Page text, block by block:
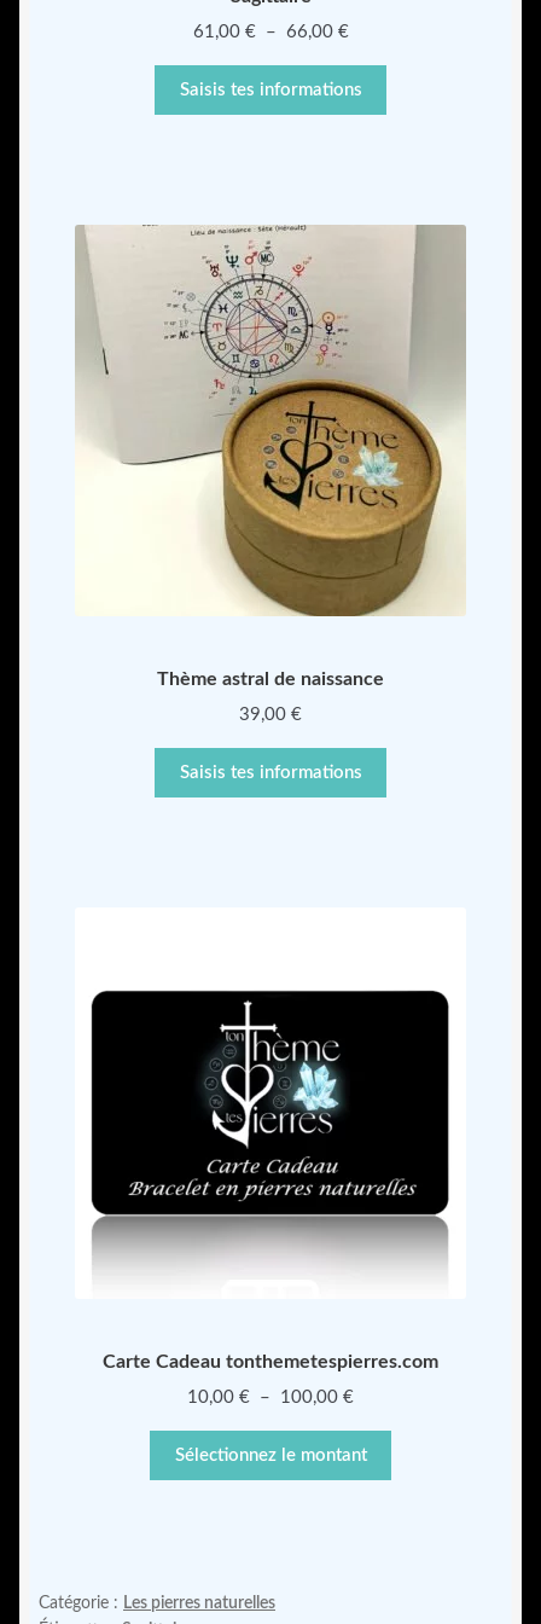
61,00 € – 66,00 €Plage
prix :
61,00 €
Saisis tes informations
Thème astral de naissance
39,00 €
Saisis tes informations
Carte Cadeau tonthemetespierres.com
10,00 € – 100,00 €Plage
prix :
10,00 €
Sélectionnez le montant
Catégorie : Les pierres naturelles